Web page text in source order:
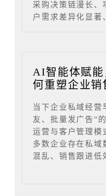
采购决策链漫长、
户需求差异化显著
AI智能体赋
何重塑企业销
当下企业私域经营
友、批量发广告”
运营与客户管理模
多数企业存在私域
混乱、销售跟进低